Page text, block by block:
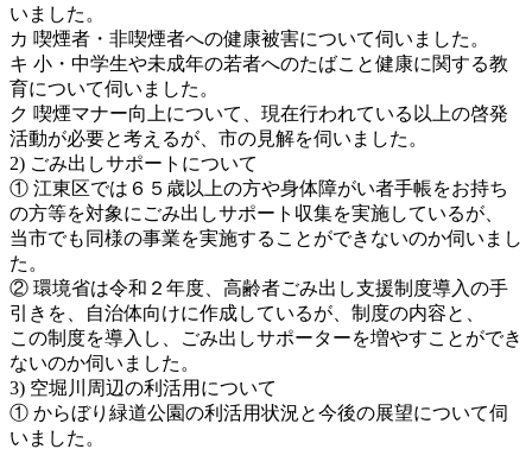
いました。
カ 喫煙者・非喫煙者への健康被害について伺いました。
キ 小・中学生や未成年の若者へのたばこと健康に関する教
育について伺いました。
ク 喫煙マナー向上について、現在行われている以上の啓発
活動が必要と考えるが、市の見解を伺いました。
2) ごみ出しサポートについて
① 江東区では６５歳以上の方や身体障がい者手帳をお持ち
の方等を対象にごみ出しサポート収集を実施しているが、
当市でも同様の事業を実施することができないのか伺いまし
た。
② 環境省は令和２年度、高齢者ごみ出し支援制度導入の手
引きを、自治体向けに作成しているが、制度の内容と、
この制度を導入し、ごみ出しサポーターを増やすことができ
ないのか伺いました。
3) 空堀川周辺の利活用について
① からぼり緑道公園の利活用状況と今後の展望について伺
いました。